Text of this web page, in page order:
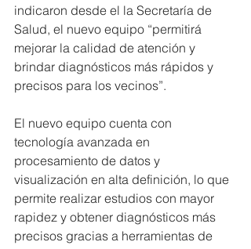
indicaron desde el la Secretaría de
Salud, el nuevo equipo “permitirá
mejorar la calidad de atención y
brindar diagnósticos más rápidos y
precisos para los vecinos”.
El nuevo equipo cuenta con
tecnología avanzada en
procesamiento de datos y
visualización en alta definición, lo que
permite realizar estudios con mayor
rapidez y obtener diagnósticos más
precisos gracias a herramientas de